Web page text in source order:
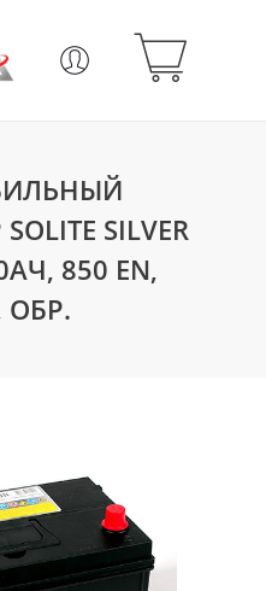
SILVER
850 EN,
ОБР.